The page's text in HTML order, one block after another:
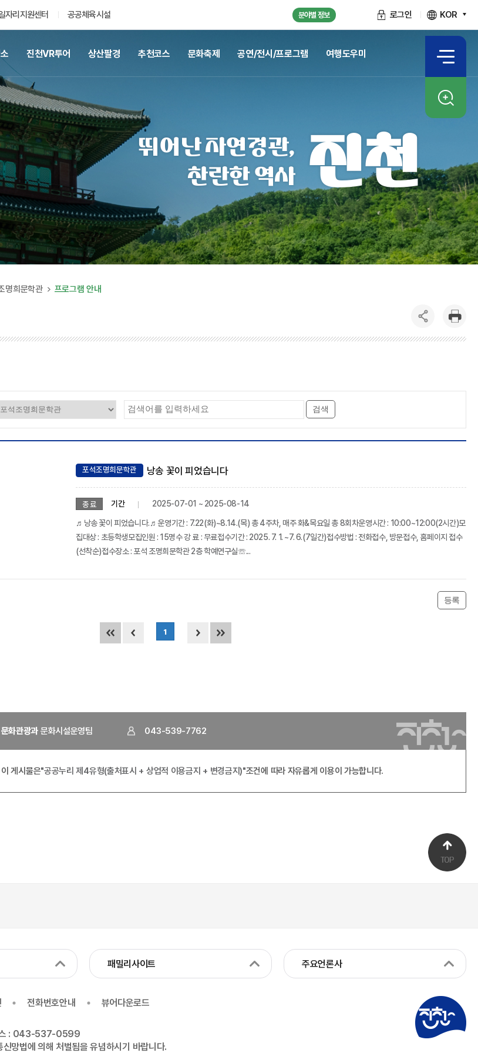
자리지원센터 공공체육시설 분야별 정보 로그인 KOR
진천VR투어 상산팔경 추천코스 문화축제 공연/전시/프로그램 여행도우미
인기검색어 일자리 채용공고 신청서
뛰어난 자연경관,
찬란한 역사
진천
명희문학관 프로그램 안내
검색
포석조명희문학관 낭송 꽃이 피었습니다
종 료 기간 2025-07-01 ~ 2025-08-14
♬낭송 꽃이 피었습니다.♬운영기간 : 7.22(화)~8.14.(목) 총 4주차, 매주 화&목요일 총 8회차운영시간 : 10:00~12:00(2시간)모
집대상 : 초등학생모집인원 : 15명수 강 료 : 무료접수기간 : 2025. 7. 1. ~7. 6.(7일간)접수방법 : 전화접수, 방문접수, 홈페이지 접수
(선착순)접수장소 : 포석 조명희문학관 2층 학예연구실☏...
등록
1
문화관광과 문화시설운영팀 043-539-7762
이 게시물은"공공누리 제4유형(출처표시 + 상업적 이용금지 + 변경금지)"조건에 따라 자유롭게 이용이 가능합니다.
패밀리사이트 주요언론사
전화번호안내 뷰어다운로드
: 043-537-0599
망법에 의해 처벌됨을 유념하시기 바랍니다.